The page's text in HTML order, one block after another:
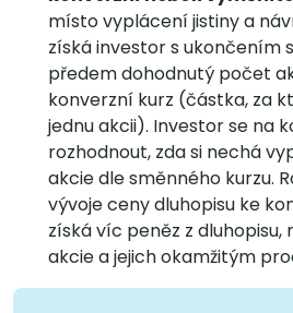
místo vyplácení jistiny a
získá investor s ukončením
předem dohodnutý počet
konverzní kurz (částka, za
jednu akcii). Investor se na
rozhodnout, zda si nechá
akcie dle směnného kurzu.
vývoje ceny dluhopisu ke
získá víc peněz z dluhopisu,
akcie a jejich okamžitým